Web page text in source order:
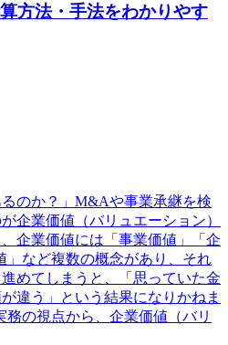
方法・手法をわかりやす
るのか？」M&Aや事業承継を検
企業価値（バリュエーション）
企業価値には「事業価値」「企
」など複数の概念があり、それ
めてしまうと、「思っていた金
違う」という結果になりかねま
の視点から、企業価値（バリ